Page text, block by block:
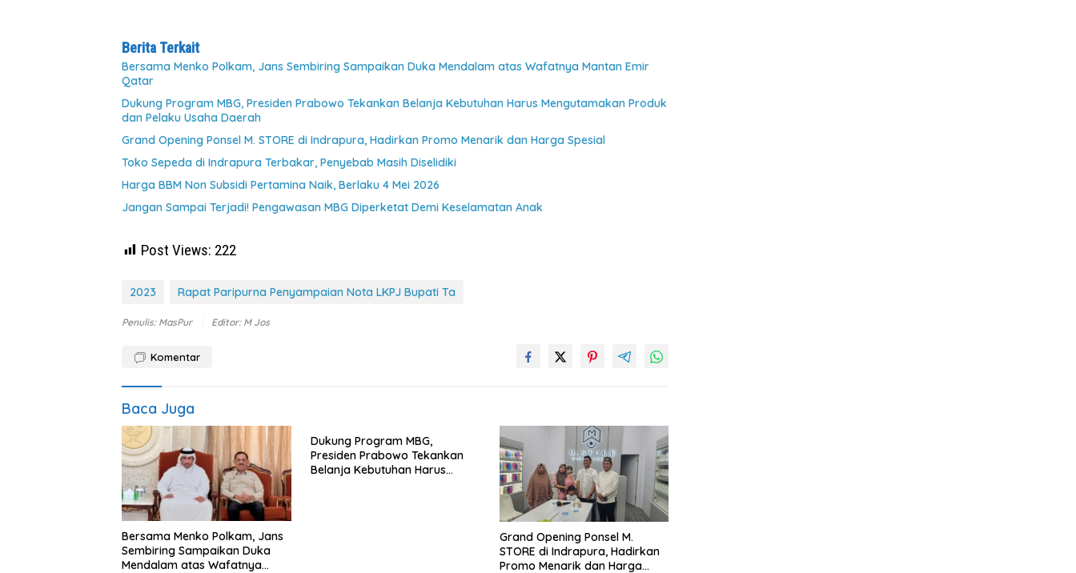
Berita Terkait
Bersama Menko Polkam, Jans Sembiring Sampaikan Duka Mendalam atas Wafatnya Mantan Emir
Qatar
Dukung Program MBG, Presiden Prabowo Tekankan Belanja Kebutuhan Harus Mengutamakan Produk
dan Pelaku Usaha Daerah
Grand Opening Ponsel M. STORE di Indrapura, Hadirkan Promo Menarik dan Harga Spesial
Toko Sepeda di Indrapura Terbakar, Penyebab Masih Diselidiki
Harga BBM Non Subsidi Pertamina Naik, Berlaku 4 Mei 2026
Jangan Sampai Terjadi! Pengawasan MBG Diperketat Demi Keselamatan Anak
Post Views: 222
2023 Rapat Paripurna Penyampaian Nota LKPJ Bupati Ta
Penulis: MasPur Editor: M Jos
Komentar
Baca Juga
Bersama Menko Polkam, Jans
Sembiring Sampaikan Duka
Mendalam atas Wafatnya
Dukung Program MBG,
Presiden Prabowo Tekankan
Belanja Kebutuhan Harus
Grand Opening Ponsel M.
STORE di Indrapura, Hadirkan
Promo Menarik dan Harga